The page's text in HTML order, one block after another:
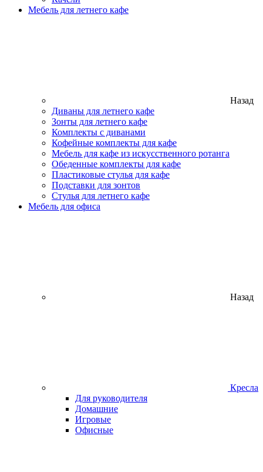
Мебель для летнего кафе
Назад
Диваны для летнего кафе
Зонты для летнего кафе
Комплекты с диванами
Кофейные комплекты для кафе
Мебель для кафе из искусственного ротанга
Обеденные комплекты для кафе
Пластиковые стулья для кафе
Подставки для зонтов
Стулья для летнего кафе
Мебель для офиса
Назад
Кресла
Для руководителя
Домашние
Игровые
Офисные